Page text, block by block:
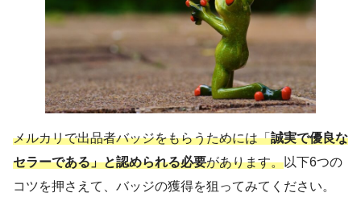
メルカリで出品者バッジをもらうためには「誠実で優良な
セラーである」と認められる必要があります。以下6つの
コツを押さえて、バッジの獲得を狙ってみてください。